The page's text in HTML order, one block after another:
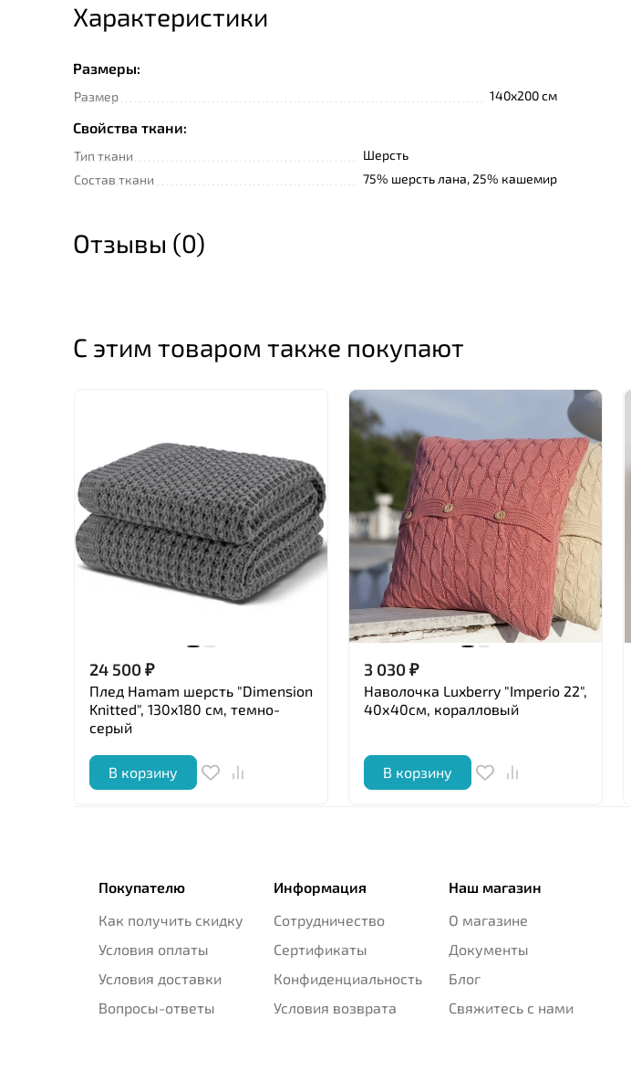
летний день. Благодаря традиционному производству и новым технологиям,
лучших черт!
Характеристики
Размеры:
Размер 140x200 см
Свойства ткани:
Тип ткани
Шерсть
Состав ткани
75% шерсть лана, 25% кашемир
Отзывы (0)
С этим товаром также покупают
24 500₽
Плед Hamam шерсть "Dimension
Knitted", 130x180 см, темно-
серый
В корзину
3 030₽
Наволочка Luxberry "Imperio 22",
40х40см, коралловый
В корзину
Покупателю
Как получить скидку
Условия оплаты
Условия доставки
Вопросы-ответы
Информация
Сотрудничество
Сертификаты
Конфиденциальность
Условия возврата
Наш магазин
О магазине
Документы
Блог
Свяжитесь с нами